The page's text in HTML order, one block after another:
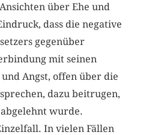
über Ehe und
dass die negative
gegenüber
mit seinen
Angst, offen über die
dazu beitrugen,
wurde.
In vielen Fällen